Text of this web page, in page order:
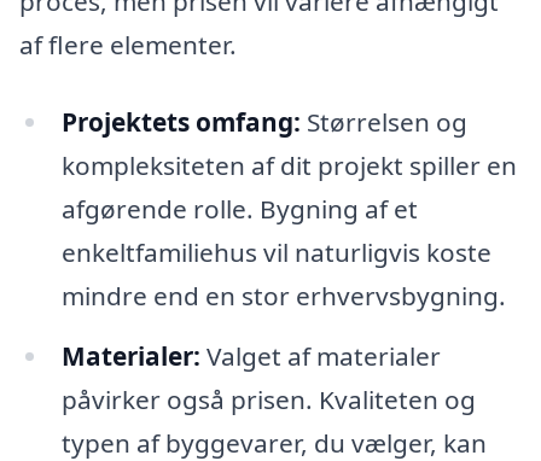
af flere elementer.
Projektets omfang: Størrelsen og
kompleksiteten af dit projekt spiller en
afgørende rolle. Bygning af et
enkeltfamiliehus vil naturligvis koste
mindre end en stor erhvervsbygning.
Materialer: Valget af materialer
påvirker også prisen. Kvaliteten og
typen af byggevarer, du vælger, kan